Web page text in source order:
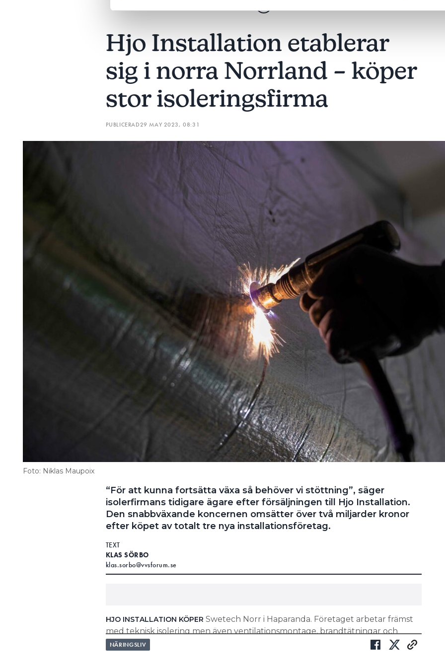
Hjo Installation etablerar
sig i norra Norrland – köper
stor isoleringsfirma
PUBLICERAD29 MAY 2023, 08:31
Foto: Niklas Maupoix
“För att kunna fortsätta växa så behöver vi stöttning”, säger
isolerfirmans tidigare ägare efter försäljningen till Hjo Installation.
Den snabbväxande koncernen omsätter över två miljarder kronor
efter köpet av totalt tre nya installationsföretag.
TEXT
KLAS SÖRBO
klas.sorbo@vvsforum.se
HJO INSTALLATION KÖPER Swetech Norr i Haparanda. Företaget arbetar främst
med teknisk isolering men även ventilationsmontage, brandtätningar och
byggplåt i Norrbotten och halva Västerbotten. Filialer finns i Skellefteå och
NÄRINGSLIV